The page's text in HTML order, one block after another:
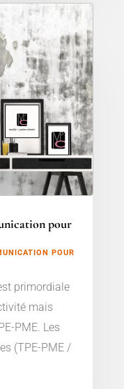
pour
POUR
primordiale
mais
PME. Les
(TPE-PME /